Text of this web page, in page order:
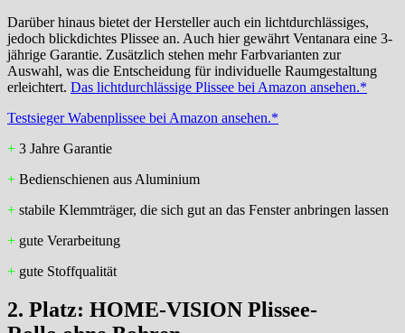
Darüber hinaus bietet der Hersteller auch ein lichtdurchlässiges,
jedoch blickdichtes Plissee an. Auch hier gewährt Ventanara eine 3-
jährige Garantie. Zusätzlich stehen mehr Farbvarianten zur
Auswahl, was die Entscheidung für individuelle Raumgestaltung
erleichtert. Das lichtdurchlässige Plissee bei Amazon ansehen.*
Testsieger Wabenplissee bei Amazon ansehen.*
+ 3 Jahre Garantie
+ Bedienschienen aus Aluminium
+ stabile Klemmträger, die sich gut an das Fenster anbringen lassen
+ gute Verarbeitung
+ gute Stoffqualität
2. Platz: HOME-VISION Plissee-